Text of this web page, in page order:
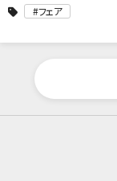
フェア